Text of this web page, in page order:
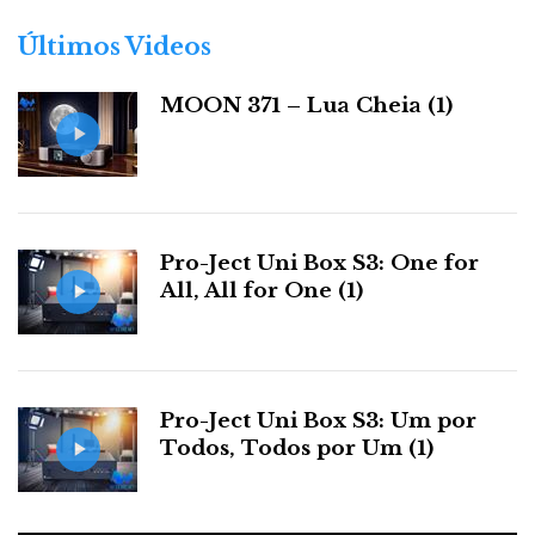
‘oiça’: distorção harmónica, distorção por
ultra sónico, etc.
Qvortrup garante que
é a ‘filtragem’ que
r
s
Últimos Videos
MOON 371 – Lua Cheia (1)
Pro-Ject Uni Box S3: One for
All, All for One (1)
Pro-Ject Uni Box S3: Um por
Todos, Todos por Um (1)